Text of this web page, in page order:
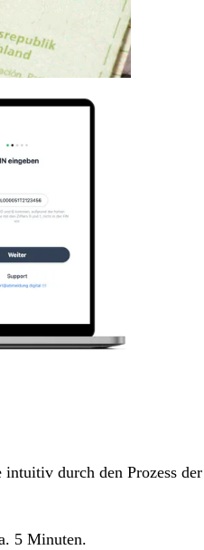
durch den Prozess
5 Minuten.